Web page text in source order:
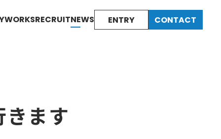
WORKSRECRUITNEWS ENTRY CONTACT
ます